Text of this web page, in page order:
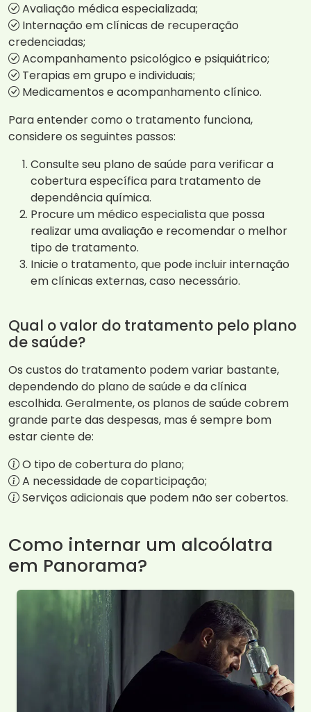
Avaliação médica especializada;
Internação em clínicas de recuperação
credenciadas;
Acompanhamento psicológico e psiquiátrico;
Terapias em grupo e individuais;
Medicamentos e acompanhamento clínico.
Para entender como o tratamento funciona,
considere os seguintes passos:
Consulte seu plano de saúde para verificar a
cobertura específica para tratamento de
dependência química.
Procure um médico especialista que possa
realizar uma avaliação e recomendar o melhor
tipo de tratamento.
Inicie o tratamento, que pode incluir internação
em clínicas externas, caso necessário.
Qual o valor do tratamento pelo plano
de saúde?
Os custos do tratamento podem variar bastante,
dependendo do plano de saúde e da clínica
escolhida. Geralmente, os planos de saúde cobrem
grande parte das despesas, mas é sempre bom
estar ciente de:
O tipo de cobertura do plano;
A necessidade de coparticipação;
Serviços adicionais que podem não ser cobertos.
Como internar um alcoólatra
em Panorama?